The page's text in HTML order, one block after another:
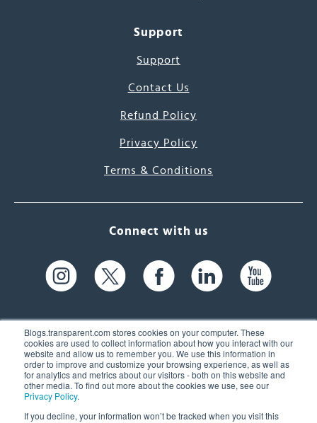
Blogs.transparent.com stores cookies on your computer. These
cookies are used to collect information about how you interact with our
website and allow us to remember you. We use this information in
order to improve and customize your browsing experience, as well as
for analytics and metrics about our visitors - both on this website and
other media. To find out more about the cookies we use, see our
Privacy Policy.
If you decline, your information won’t be tracked when you visit this
Support
Support
Contact Us
Refund Policy
Privacy Policy
Terms & Conditions
Connect with us
61 Spit Brook Rd, Suite 104,
Nashua, NH 03060 USA